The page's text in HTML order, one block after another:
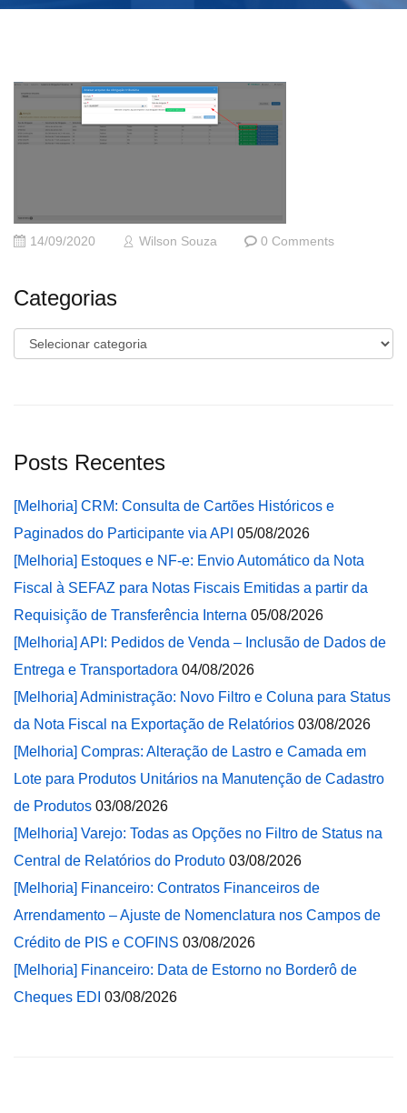
14/09/2020 Wilson Souza 0 Comments
Categorias
Categorias
Posts Recentes
[Melhoria] CRM: Consulta de Cartões Históricos e
Paginados do Participante via API 05/08/2026
[Melhoria] Estoques e NF-e: Envio Automático da Nota
Fiscal à SEFAZ para Notas Fiscais Emitidas a partir da
Requisição de Transferência Interna 05/08/2026
[Melhoria] API: Pedidos de Venda – Inclusão de Dados de
Entrega e Transportadora 04/08/2026
[Melhoria] Administração: Novo Filtro e Coluna para Status
da Nota Fiscal na Exportação de Relatórios 03/08/2026
[Melhoria] Compras: Alteração de Lastro e Camada em
Lote para Produtos Unitários na Manutenção de Cadastro
de Produtos 03/08/2026
[Melhoria] Varejo: Todas as Opções no Filtro de Status na
Central de Relatórios do Produto 03/08/2026
[Melhoria] Financeiro: Contratos Financeiros de
Arrendamento – Ajuste de Nomenclatura nos Campos de
Crédito de PIS e COFINS 03/08/2026
[Melhoria] Financeiro: Data de Estorno no Borderô de
Cheques EDI 03/08/2026